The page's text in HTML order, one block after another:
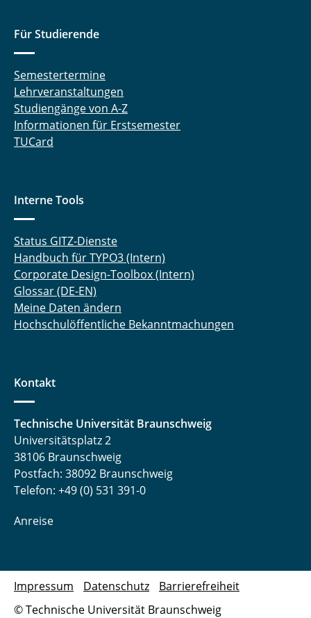
Tegethoff, Wilhelm
Trägner, Jakob
Uhrich, Sergej
Wolf, Jasmin
Zhai, Ziwen
Für Studierende
Semestertermine
Lehrveranstaltungen
Studiengänge von A-Z
Informationen für Erstsemester
TUCard
Interne Tools
Status GITZ-Dienste
Handbuch für TYPO3 (Intern)
Corporate Design-Toolbox (Intern)
Glossar (DE-EN)
Meine Daten ändern
Hochschulöffentliche Bekanntmachungen
Kontakt
Technische Universität Braunschweig
Universitätsplatz 2
38106 Braunschweig
Postfach: 38092 Braunschweig
Telefon: +49 (0) 531 391-0
Anreise
© Technische Universität Braunschweig
Impressum Datenschutz Barrierefreiheit